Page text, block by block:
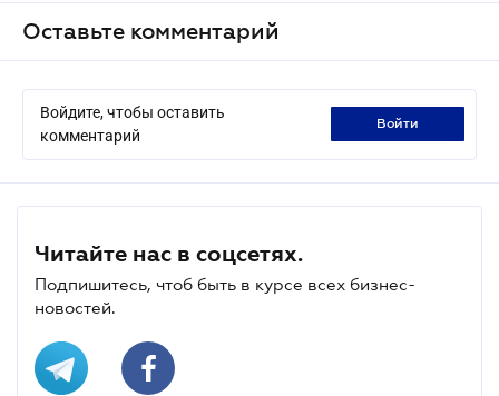
Оставьте комментарий
Войдите, чтобы оставить
комментарий
войти
Читайте нас в соцсетях.
Подпишитесь, чтоб быть в курсе всех бизнес-
новостей.